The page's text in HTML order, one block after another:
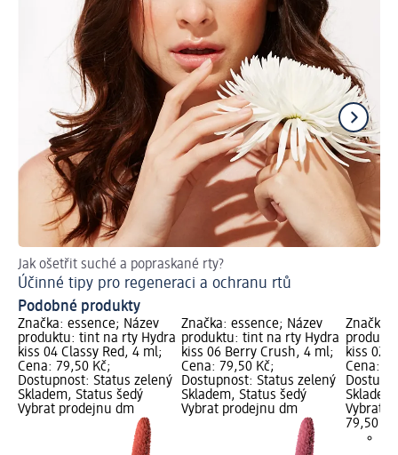
Jak ošetřit suché a popraskané rty?
Účinné tipy pro regeneraci a ochranu rtů
Podobné produkty
Značka: essence; Název
produktu: tint na rty Hydra
kiss 04 Classy Red, 4 ml;
Cena: 79,50 Kč;
Dostupnost: Status zelený
Skladem, Status šedý
Vybrat prodejnu dm
Značka: essence; Název
produktu: tint na rty Hydra
kiss 06 Berry Crush, 4 ml;
Cena: 79,50 Kč;
Dostupnost: Status zelený
Skladem, Status šedý
Vybrat prodejnu dm
Značka:
kiss 02
Cena:
Vybrat
79,50 Kč